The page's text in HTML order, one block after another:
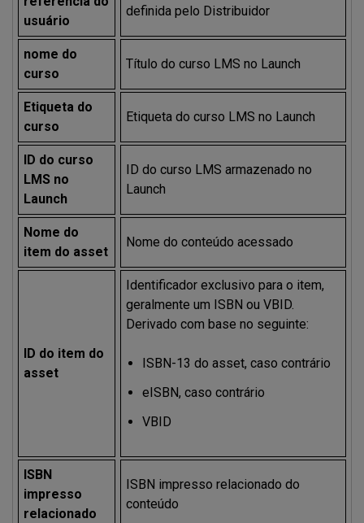
usuário
definida pelo Distribuidor
nome do
curso
Título do curso LMS no Launch
Etiqueta do
curso
Etiqueta do curso LMS no Launch
ID do curso
LMS no
Launch
ID do curso LMS armazenado no
Launch
Nome do
item do asset
Nome do conteúdo acessado
ID do item do
asset
Identificador exclusivo para o item,
geralmente um ISBN ou VBID.
Derivado com base no seguinte:
ISBN-13 do asset, caso contrário
eISBN, caso contrário
VBID
ISBN
impresso
relacionado
ISBN impresso relacionado do
conteúdo